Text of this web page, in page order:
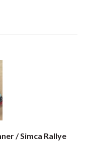
/ Simca Rallye